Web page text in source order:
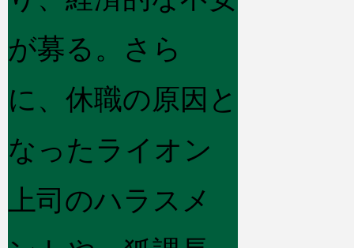
が募る。さら
に、休職の原因と
なったライオン
上司のハラスメ